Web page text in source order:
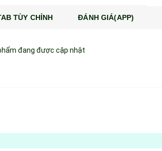
TÙY CHỈNH ĐÁNH GIÁ(APP)
đang được cập nhật